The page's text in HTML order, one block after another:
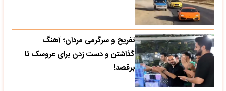
تفریح و سرگرمی مردان؛ آهنگ
گذاشتن و دست زدن برای عروسک تا
برقصد!